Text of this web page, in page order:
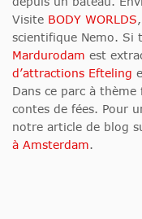
Visite BODY WORLDS,
scientifique Nemo. Si
Mardurodam est
d’attractions Efteling
Dans ce parc à
contes de fées. Pour
notre article de blog
à Amsterdam.